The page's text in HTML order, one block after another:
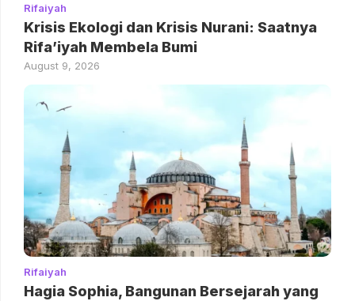
Rifaiyah
Krisis Ekologi dan Krisis Nurani: Saatnya
Rifa’iyah Membela Bumi
August 9, 2026
Rifaiyah
Hagia Sophia, Bangunan Bersejarah yang